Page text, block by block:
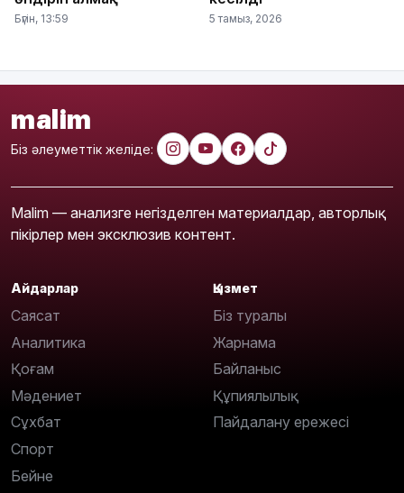
Бүгін, 13:59 5 тамыз, 2026
malim
Біз әлеуметтік желіде:
Malim — анализге негізделген материалдар, авторлық
пікірлер мен эксклюзив контент.
Айдарлар
Саясат
Аналитика
Қоғам
Мәдениет
Сұхбат
Спорт
Бейне
Қызмет
Біз туралы
Жарнама
Байланыс
Құпиялылық
Пайдалану ережесі